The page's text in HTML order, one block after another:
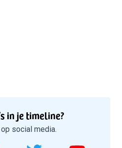
in je timeline?
social media.